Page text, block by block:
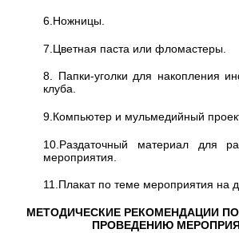
6.Ножницы.
7.Цветная паста или фломастеры.
8. Папки-уголки для накопления
клуба.
9.Компьютер и мульмедийный
10.Раздаточный материал для
мероприятия.
11.Плакат по теме мероприятия на
МЕТОДИЧЕСКИЕ РЕКОМЕНДАЦИИ
ПРОВЕДЕНИЮ